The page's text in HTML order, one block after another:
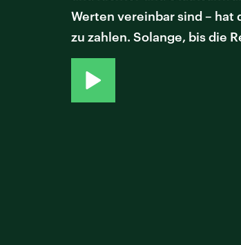
Werten vereinbar sind – hat
zu zahlen. Solange, bis die